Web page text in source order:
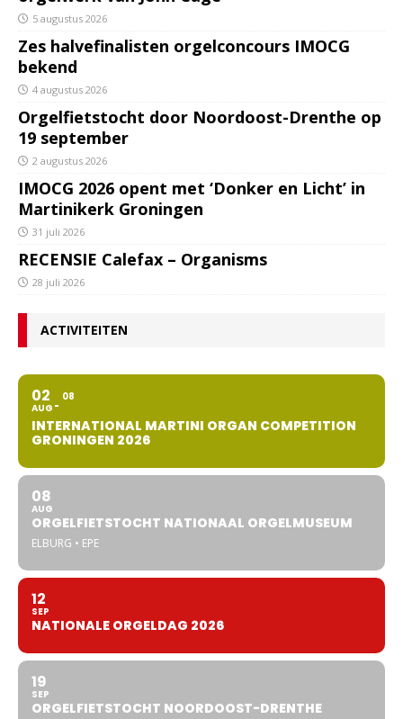
5 augustus 2026
Zes halvefinalisten orgelconcours IMOCG
bekend
4 augustus 2026
Orgelfietstocht door Noordoost-Drenthe op
19 september
2 augustus 2026
IMOCG 2026 opent met ‘Donker en Licht’ in
Martinikerk Groningen
31 juli 2026
RECENSIE Calefax – Organisms
28 juli 2026
ACTIVITEITEN
02
AUG
08
INTERNATIONAL MARTINI ORGAN COMPETITION
GRONINGEN 2026
08
AUG
ORGELFIETSTOCHT NATIONAAL ORGELMUSEUM
ELBURG • EPE
12
SEP
NATIONALE ORGELDAG 2026
19
SEP
ORGELFIETSTOCHT NOORDOOST-DRENTHE